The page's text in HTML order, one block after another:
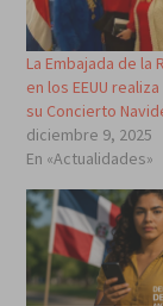
La Embajada de la
en los EEUU
su Concierto
diciembre 9, 2025
En «Actualidades»